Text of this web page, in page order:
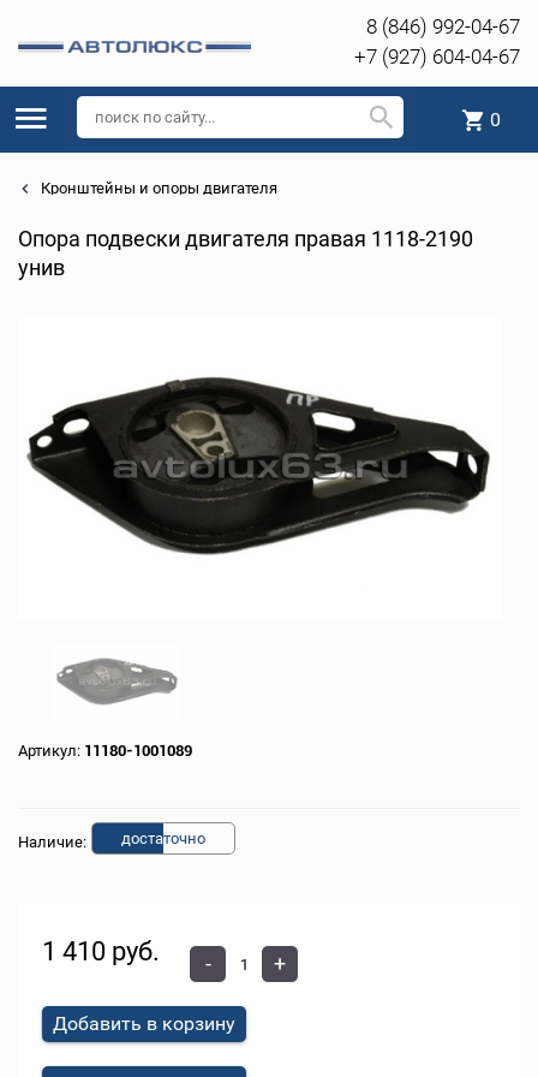
8 (846) 992-04-67
+7 (927) 604-04-67
0
Кронштейны и опоры двигателя
Опора подвески двигателя правая 1118-2190
унив
Артикул: 11180-1001089
Наличие: достаточно
1 410 руб. - +
Добавить в корзину